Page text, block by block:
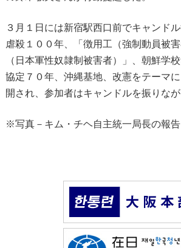
３月１日には新宿駅西口前でキャンド
虐殺１００年、「徴用工（強制動員被
（日本軍性奴隷制被害者）」、朝鮮学
協定７０年、沖縄基地、改憲をテーマ
開され、参加者はキャンドルを振りなが
※写真－キム・チヘ自主統一局長の報告